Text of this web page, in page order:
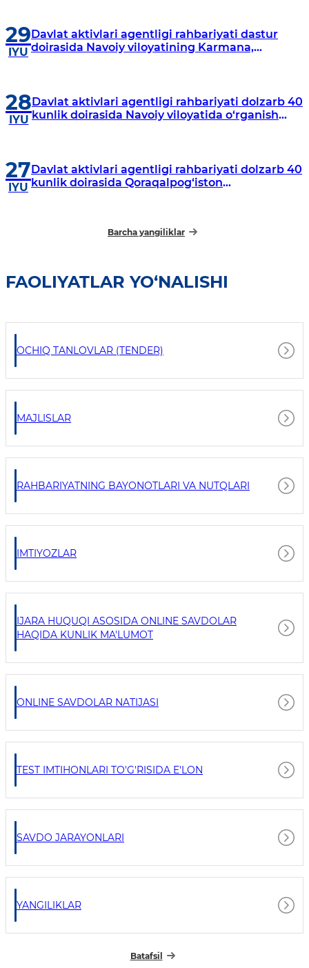
29
IYU
Davlat aktivlari agentligi rahbariyati dastur
doirasida Navoiy viloyatining Karmana,
28
IYU
Davlat aktivlari agentligi rahbariyati dolzarb 40
kunlik doirasida Navoiy viloyatida o‘rganish
27
IYU
Davlat aktivlari agentligi rahbariyati dolzarb 40
kunlik doirasida Qoraqalpog‘iston
Barcha yangiliklar
FAOLIYATLAR YO‘NALISHI
OCHIQ TANLOVLAR (TENDER)
MAJLISLAR
RAHBARIYATNING BAYONOTLARI VA NUTQLARI
IMTIYOZLAR
IJARA HUQUQI ASOSIDA ONLINE SAVDOLAR
HAQIDA KUNLIK MA'LUMOT
ONLINE SAVDOLAR NATIJASI
TEST IMTIHONLARI TO'G'RISIDA E'LON
SAVDO JARAYONLARI
YANGILIKLAR
Batafsil